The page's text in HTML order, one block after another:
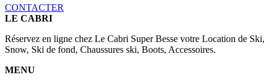
CONTACTER
LE CABRI
Réservez en ligne chez Le Cabri Super Besse votre Location de Ski,
Snow, Ski de fond, Chaussures ski, Boots, Accessoires.
MENU